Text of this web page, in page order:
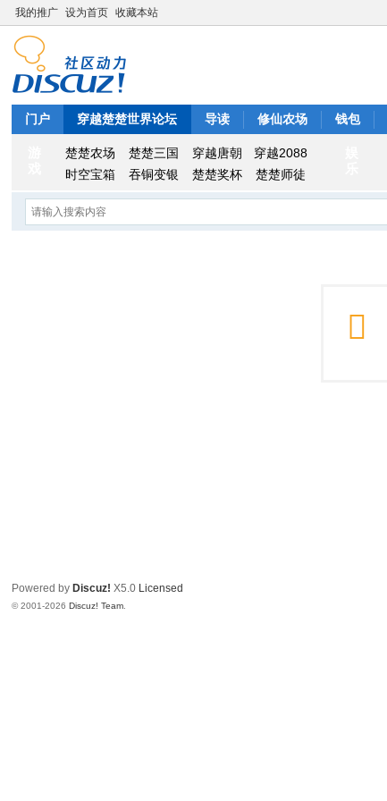
我的推广 设为首页 收藏本站
门户 穿越楚楚世界论坛 导读 修仙农场 钱包
楚楚农场 楚楚三国 穿越唐朝
穿越2088
时空宝箱
吞铜变银 楚楚奖杯 楚楚师徒
Powered by Discuz! X5.0 Licensed
© 2001-2026Discuz! Team